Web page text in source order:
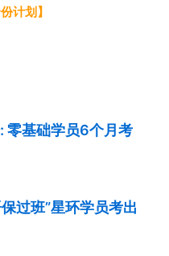
计划】
零基础学员6个月考
过班”星环学员考出